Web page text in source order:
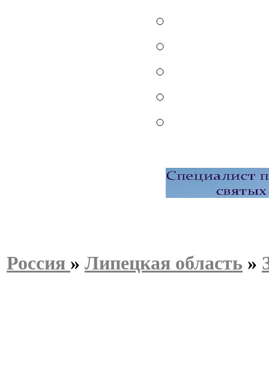
Россия » Липецкая область »